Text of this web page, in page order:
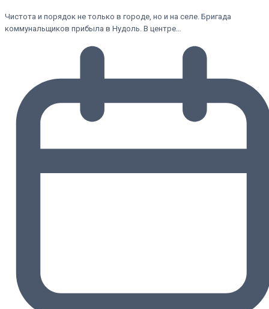
Чистота и порядок не только в городе, но и на селе. Бригада
коммунальщиков прибыла в Нудоль. В центре…